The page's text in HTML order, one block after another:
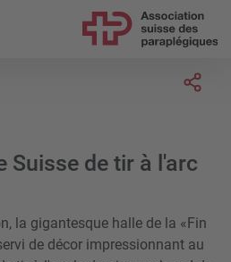
Suisse de tir à l'arc
la gigantesque halle de la «Fin
de décor impressionnant au